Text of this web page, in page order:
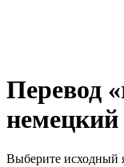
Перевод
немецкий
Выберите исходный